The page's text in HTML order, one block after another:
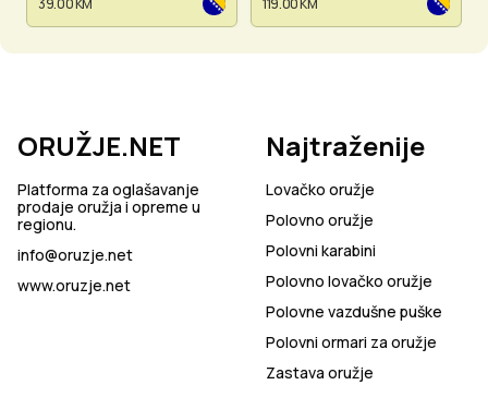
ORUŽJE.NET
Platforma za oglašavanje
prodaje oružja i opreme u
regionu.
info@oruzje.net
www.oruzje.net
Najtraženije
Lovačko oružje
Polovno oružje
Polovni karabini
Polovno lovačko oružje
Polovne vazdušne puške
Polovni ormari za oružje
Zastava oružje